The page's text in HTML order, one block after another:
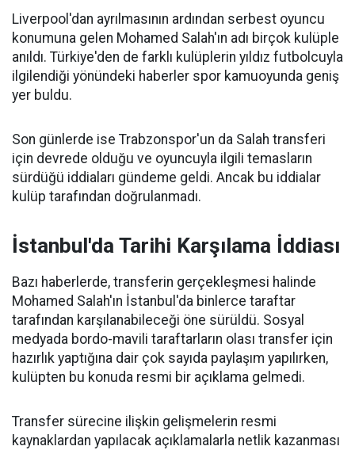
Liverpool'dan ayrılmasının ardından serbest oyuncu
konumuna gelen Mohamed Salah'ın adı birçok kulüple
anıldı. Türkiye'den de farklı kulüplerin yıldız futbolcuyla
ilgilendiği yönündeki haberler spor kamuoyunda geniş
yer buldu.
Son günlerde ise Trabzonspor'un da Salah transferi
için devrede olduğu ve oyuncuyla ilgili temasların
sürdüğü iddiaları gündeme geldi. Ancak bu iddialar
kulüp tarafından doğrulanmadı.
İstanbul'da Tarihi Karşılama İddiası
Bazı haberlerde, transferin gerçekleşmesi halinde
Mohamed Salah'ın İstanbul'da binlerce taraftar
tarafından karşılanabileceği öne sürüldü. Sosyal
medyada bordo-mavili taraftarların olası transfer için
hazırlık yaptığına dair çok sayıda paylaşım yapılırken,
kulüpten bu konuda resmi bir açıklama gelmedi.
Transfer sürecine ilişkin gelişmelerin resmi
kaynaklardan yapılacak açıklamalarla netlik kazanması